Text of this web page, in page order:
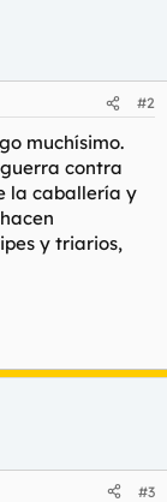
#2
muchísimo.
contra
la caballería y
y triarios,
#3